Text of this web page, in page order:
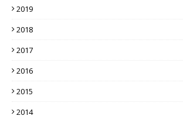
2019
2018
2017
2016
2015
2014